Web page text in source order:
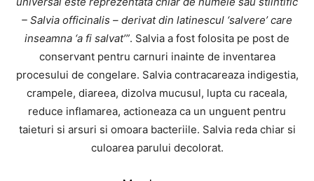
– Salvia officinalis – derivat din latinescul ‘salvere’ care
inseamna ‘a fi salvat’”. Salvia a fost folosita pe post de
conservant pentru carnuri inainte de inventarea
procesului de congelare. Salvia contracareaza indigestia,
crampele, diareea, dizolva mucusul, lupta cu raceala,
reduce inflamarea, actioneaza ca un unguent pentru
taieturi si arsuri si omoara bacteriile. Salvia reda chiar si
culoarea parului decolorat.